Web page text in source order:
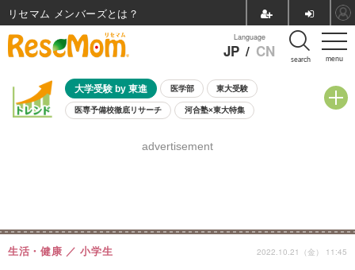
menu
Language
JP / CN search
大学受験 by 東進 医学部 東大受験
医専予備校徹底リサーチ 河合塾×東大特集
8月開催学校説明会・相談会
advertisement
生活・健康 小学生 2022.10.21（金） 11:45
リセマム メンバーズ